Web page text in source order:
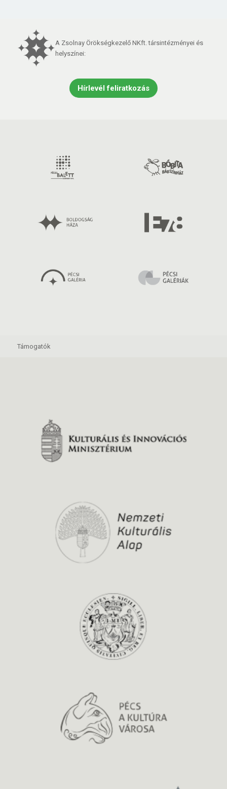
A Zsolnay Örökségkezelő NKft. társintézményei és
helyszínei:
Hírlevél feliratkozás
Támogatók